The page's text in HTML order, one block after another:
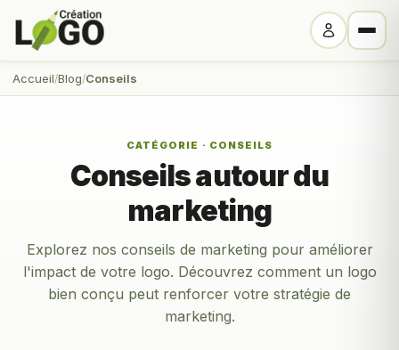
Accueil Blog Conseils
CATÉGORIE · CONSEILS
Conseils autour du
marketing
Explorez nos conseils de marketing pour améliorer
l'impact de votre logo. Découvrez comment un logo
bien conçu peut renforcer votre stratégie de
marketing.